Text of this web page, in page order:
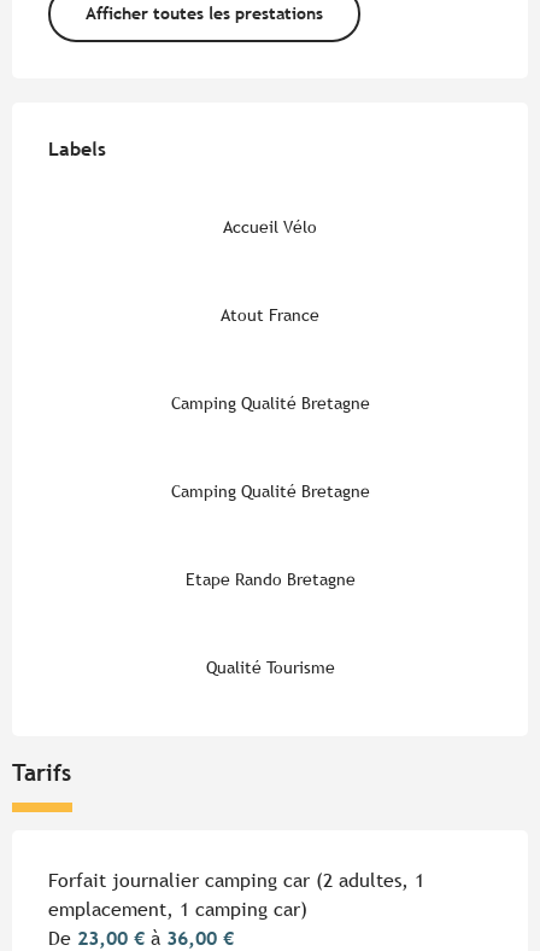
Afficher toutes les prestations
Labels
Labels
Accueil Vélo
Atout France
Camping Qualité Bretagne
Camping Qualité Bretagne
Etape Rando Bretagne
Qualité Tourisme
Tarifs
Tarifs 2026
Forfait journalier camping car (2 adultes, 1
emplacement, 1 camping car)
De 23,00 € à 36,00 €